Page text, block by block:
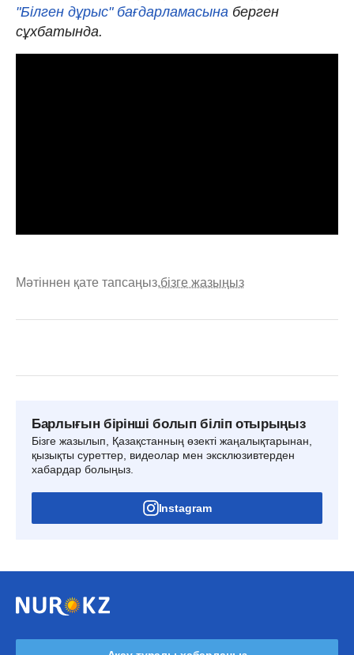
"Білген дұрыс" бағдарламасына берген
сұхбатында.
Мәтіннен қате тапсаңыз,бізге жазыңыз
Барлығын бірінші болып біліп отырыңыз
Бізге жазылып, Қазақстанның өзекті жаңалықтарынан,
қызықты суреттер, видеолар мен эксклюзивтерден
хабардар болыңыз.
Instagram